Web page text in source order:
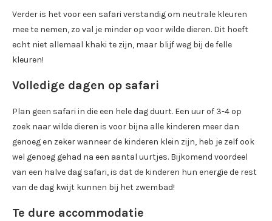
Verder is het voor een safari verstandig om neutrale kleuren
mee te nemen, zo val je minder op voor wilde dieren. Dit hoeft
echt niet allemaal khaki te zijn, maar blijf weg bij de felle
kleuren!
Volledige dagen op safari
Plan geen safari in die een hele dag duurt. Een uur of 3-4 op
zoek naar wilde dieren is voor bijna alle kinderen meer dan
genoeg en zeker wanneer de kinderen klein zijn, heb je zelf ook
wel genoeg gehad na een aantal uurtjes. Bijkomend voordeel
van een halve dag safari, is dat de kinderen hun energie de rest
van de dag kwijt kunnen bij het zwembad!
Te dure accommodatie